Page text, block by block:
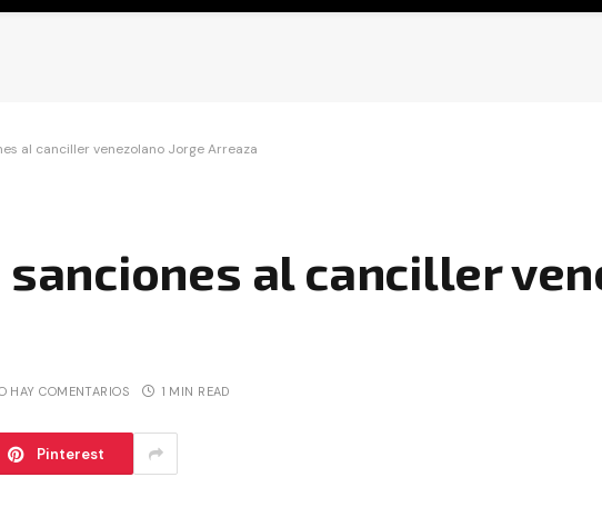
al canciller venezolano Jorge Arreaza
sanciones al canciller
HAY COMENTARIOS 1 MIN READ
Pinterest